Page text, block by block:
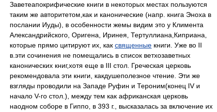
Заветеапокрифические книги в некоторых местах пользуются
таким же авторитетом,как и канонические (напр. книга Эноха в
послании Иуды), в особенности жемы видим это у Климента
Александрийского, Оригена, Иринея, Тертуллиана,Киприана,
которые прямо цитируют их, как священные книги. Уже во II
в.эти сочинения не помещались в список ветхозаветных
канонических книг,хотя еще в III стол. Греческая церковь
рекомендовала эти книги, какдушеполезное чтение. Эти же
взгляды проводили на Западе Руфин и Тероним(конец IV и
начало V-го стол.), между тем как африканская церковь
наодном соборе в Гиппо, в 393 г., высказалась за включение их